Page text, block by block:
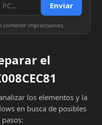
Enviar
contener imprecisiones.
el
los elementos y la
en busca de posibles